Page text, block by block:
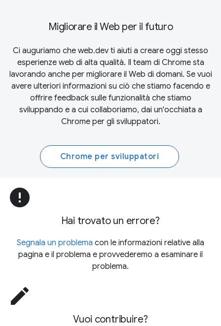
Migliorare il Web per il futuro
Ci auguriamo che web.dev ti aiuti a creare oggi stesso
esperienze web di alta qualità. Il team di Chrome sta
lavorando anche per migliorare il Web di domani. Se vuoi
avere ulteriori informazioni su ciò che stiamo facendo e
offrire feedback sulle funzionalità che stiamo
sviluppando e a cui collaboriamo, dai un'occhiata a
Chrome per gli sviluppatori.
Chrome per sviluppatori
error
Hai trovato un errore?
Segnala un problema con le informazioni relative alla
pagina e il problema e provvederemo a esaminare il
problema.
edit
Vuoi contribuire?